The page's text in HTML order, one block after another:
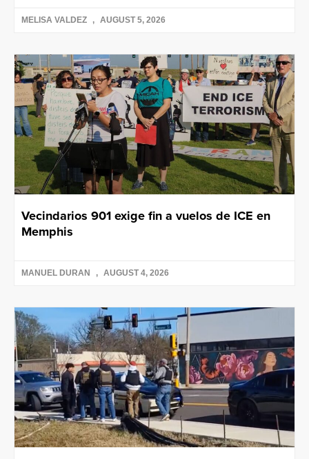
MELISA VALDEZ AUGUST 5, 2026
Vecindarios 901 exige fin a vuelos de ICE en
Memphis
MANUEL DURAN AUGUST 4, 2026